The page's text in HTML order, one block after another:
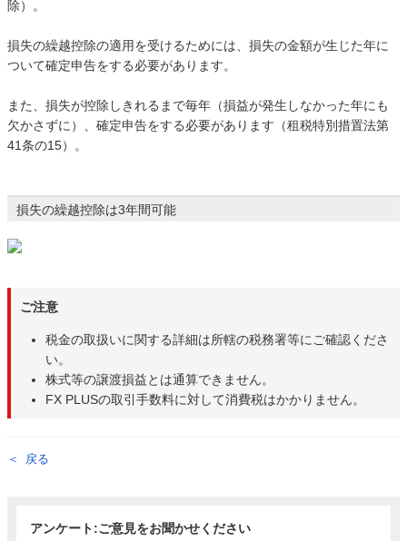
除）。
損失の繰越控除の適用を受けるためには、損失の金額が生じた年に
ついて確定申告をする必要があります。
また、損失が控除しきれるまで毎年（損益が発生しなかった年にも
欠かさずに）、確定申告をする必要があります（租税特別措置法第
41条の15）。
損失の繰越控除は3年間可能
ご注意
税金の取扱いに関する詳細は所轄の税務署等にご確認くださ
い。
株式等の譲渡損益とは通算できません。
FX PLUSの取引手数料に対して消費税はかかりません。
戻る
アンケート:ご意見をお聞かせください